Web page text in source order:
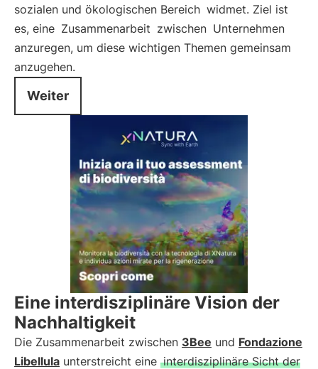
sozialen und ökologischen Bereich widmet. Ziel ist
es, eine Zusammenarbeit zwischen Unternehmen
anzuregen, um diese wichtigen Themen gemeinsam
anzugehen.
Weiter
Eine interdisziplinäre Vision der
Nachhaltigkeit
Die Zusammenarbeit zwischen 3Bee und Fondazione
Libellula unterstreicht eine interdisziplinäre Sicht der